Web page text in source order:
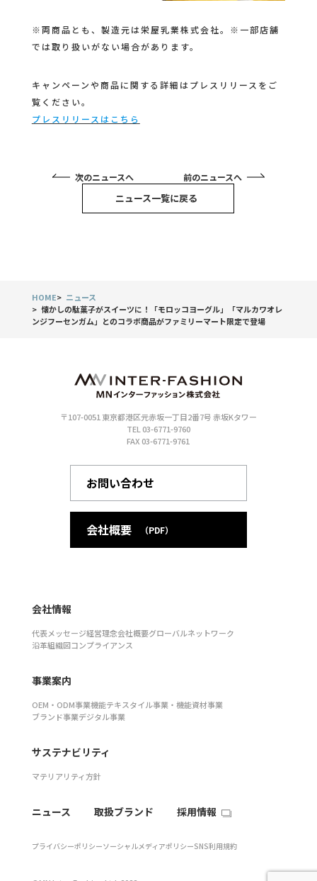
※両商品とも、製造元は栄屋乳業株式会社。※一部店舗
では取り扱いがない場合があります。
キャンペーンや商品に関する詳細はプレスリリースをご
覧ください。
プレスリリースはこちら
前のニュースへ
ニュース一覧に戻る
次のニュースへ
HOME
ニュース
懐かしの駄菓子がスイーツに！「モロッコヨーグル」「マルカワオレ
ンジフーセンガム」とのコラボ商品がファミリーマート限定で登場
会社情報
代表メッセージ経営理念会社概要グローバルネットワーク
沿革組織図コンプライアンス
事業案内
OEM・ODM事業機能テキスタイル事業・機能資材事業
ブランド事業デジタル事業
サステナビリティ
マテリアリティ方針
ニュース 取扱ブランド 採用情報
〒107-0051 東京都港区元赤坂一丁目2番7号 赤坂Kタワー
TEL 03-6771-9760
FAX 03-6771-9761
お問い合わせ
会社概要 （PDF）
プライバシーポリシーソーシャルメディアポリシーSNS利用規約